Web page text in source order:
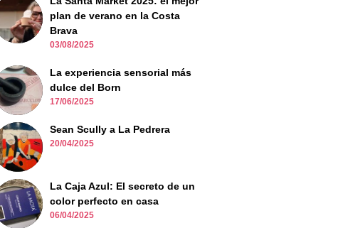
plan de verano en la Costa
Brava
03/08/2025
La experiencia sensorial más
dulce del Born
17/06/2025
Sean Scully a La Pedrera
20/04/2025
La Caja Azul: El secreto de un
color perfecto en casa
06/04/2025